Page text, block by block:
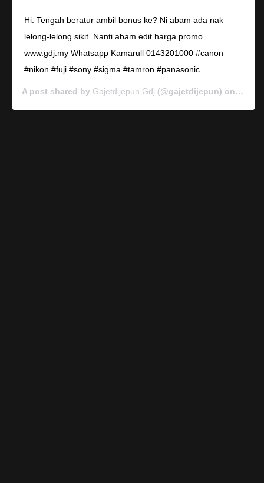
Hi. Tengah beratur ambil bonus ke? Ni abam ada nak
lelong-lelong sikit. Nanti abam edit harga promo.
www.gdj.my Whatsapp Kamarull 0143201000 #canon
#nikon #fuji #sony #sigma #tamron #panasonic
A post shared by Gajetdijepun Gdj (@gajetdijepun) on Jan 7,